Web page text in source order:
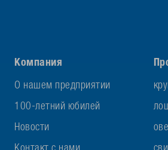
Компания
О нашем предприятии
100-летний юбилей
Новости